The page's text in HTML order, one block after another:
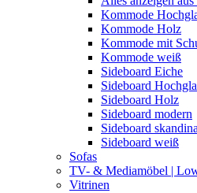
Kommode
Kommode Holz
Kommode mit
Kommode weiß
Sideboard Eiche
Sideboard
Sideboard Holz
Sideboard modern
Sideboard
Sideboard weiß
Sofas
TV- & Mediamöbel |
Vitrinen